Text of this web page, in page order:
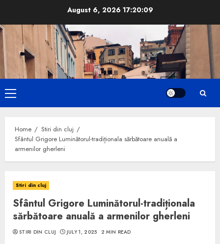
content
August 6, 202617:20:10
Primary
Menu
Home
Stiri din cluj
Sfântul Grigore Luminătorul-tradiționala sărbătoare anuală a
armenilor gherleni
Stiri din cluj
Sfântul Grigore Luminătorul-tradiționala
sărbătoare anuală a armenilor gherleni
STIRI DIN CLUJ JULY 1, 2025 2 MIN READ